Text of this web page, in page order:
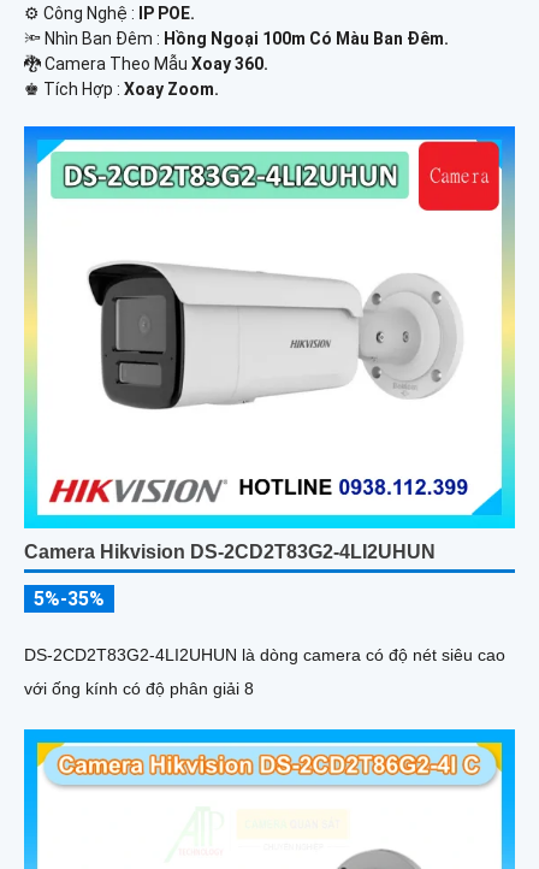
⚙ Công Nghệ :
IP POE.
🔦 Nhìn Ban Đêm : Hồng Ngoại 100m Có Màu Ban Ðêm.
🐉️ Camera Theo Mẫu Xoay 360.
️♚ Tích Hợp : Xoay Zoom.
Camera Hikvision DS-2CD2T83G2-4LI2UHUN
5%-35%
DS-2CD2T83G2-4LI2UHUN là dòng camera có độ nét siêu cao
với ống kính có độ phân giải 8